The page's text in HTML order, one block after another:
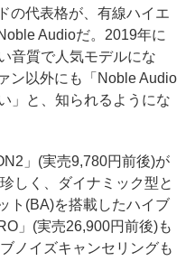
の代表格が、有線ハイエ
Audioだ。2019年に
音質で人気モデルにな
ン以外にも「Noble Audio
」と、知られるようにな
」(実売9,780円前後)が
しく、ダイナミック型と
ト(BA)を搭載したハイブ
」(実売26,900円前後)も
ノイズキャンセリングも